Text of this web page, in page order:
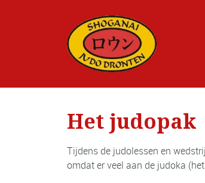
Het judopak
Tijdens de judolessen en
omdat er veel aan de judoka